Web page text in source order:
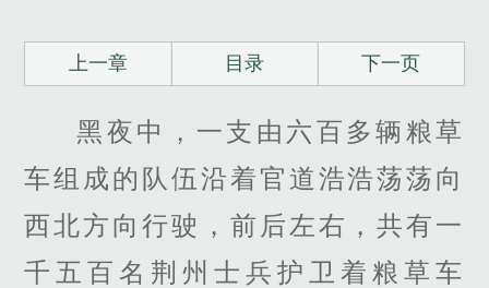
上一章 目录 下一页
黑夜中，一支由六百多辆粮草
车组成的队伍沿着官道浩浩荡荡向
西北方向行驶，前后左右，共有一
千五百名荆州士兵护卫着粮草车